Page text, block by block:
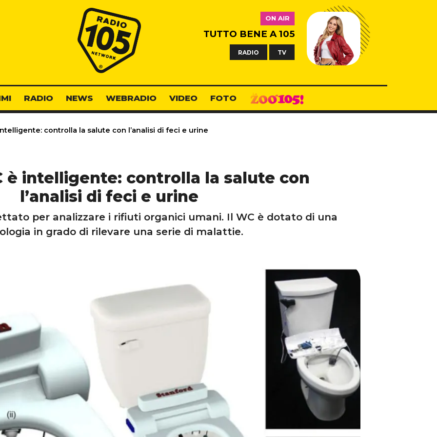
Radio 105
ON AIR
TUTTO BENE A 105
RADIO TV
RADIO NEWS WEBRADIO VIDEO FOTO
controlla la salute con l’analisi di feci e urine
è intelligente: controlla la salute con
l’analisi di feci e urine
per analizzare i rifiuti organici umani. Il WC è dotato di una
in grado di rilevare una serie di malattie.